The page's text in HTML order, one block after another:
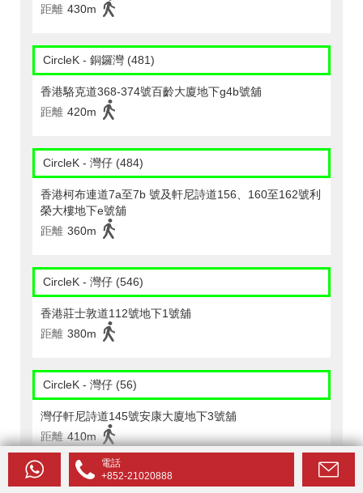
距離 430m
CircleK - 銅鑼灣 (481)
香港駱克道368-374號百齡大廈地下g4b號舖
距離 420m
CircleK - 灣仔 (484)
香港柯布連道7a至7b 號及軒尼詩道156、160至162號利
榮大樓地下e號舖
距離 360m
CircleK - 灣仔 (546)
香港莊士敦道112號地下1號舖
距離 380m
CircleK - 灣仔 (56)
灣仔軒尼詩道145號安康大廈地下3號舖
距離 410m
電話
+852-21020888